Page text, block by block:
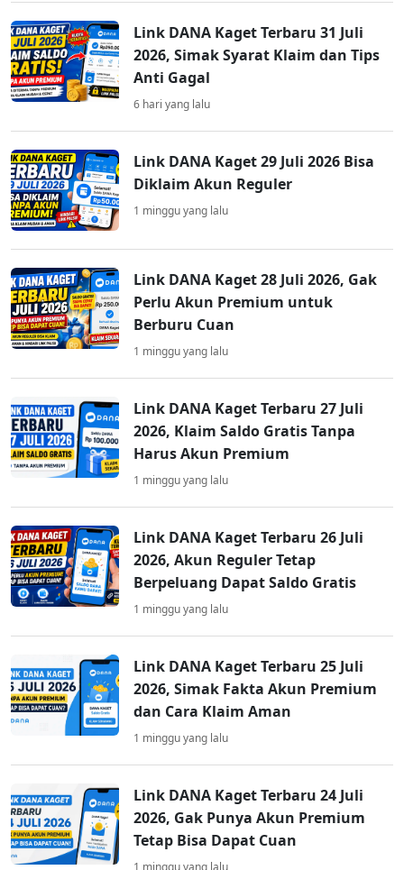
Link DANA Kaget Terbaru 31 Juli
2026, Simak Syarat Klaim dan Tips
Anti Gagal
6 hari yang lalu
Link DANA Kaget 29 Juli 2026 Bisa
Diklaim Akun Reguler
1 minggu yang lalu
Link DANA Kaget 28 Juli 2026, Gak
Perlu Akun Premium untuk
Berburu Cuan
1 minggu yang lalu
Link DANA Kaget Terbaru 27 Juli
2026, Klaim Saldo Gratis Tanpa
Harus Akun Premium
1 minggu yang lalu
Link DANA Kaget Terbaru 26 Juli
2026, Akun Reguler Tetap
Berpeluang Dapat Saldo Gratis
1 minggu yang lalu
Link DANA Kaget Terbaru 25 Juli
2026, Simak Fakta Akun Premium
dan Cara Klaim Aman
1 minggu yang lalu
Link DANA Kaget Terbaru 24 Juli
2026, Gak Punya Akun Premium
Tetap Bisa Dapat Cuan